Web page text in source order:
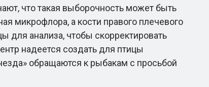
что такая выборочность может быть
микрофлора, а кости правого плечевого
для анализа, чтобы скорректировать
надеется создать для птицы
обращаются к рыбакам с просьбой